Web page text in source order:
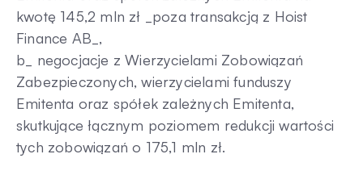
kwotę 145,2 mln zł _poza transakcją z Hoist
Finance AB_,
b_ negocjacje z Wierzycielami Zobowiązań
Zabezpieczonych, wierzycielami funduszy
Emitenta oraz spółek zależnych Emitenta,
skutkujące łącznym poziomem redukcji wartości
tych zobowiązań o 175,1 mln zł.